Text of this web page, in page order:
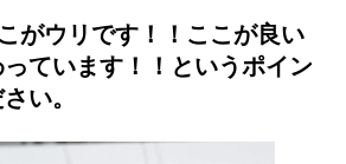
がウリです！！ここが良い
ています！！というポイン
い。